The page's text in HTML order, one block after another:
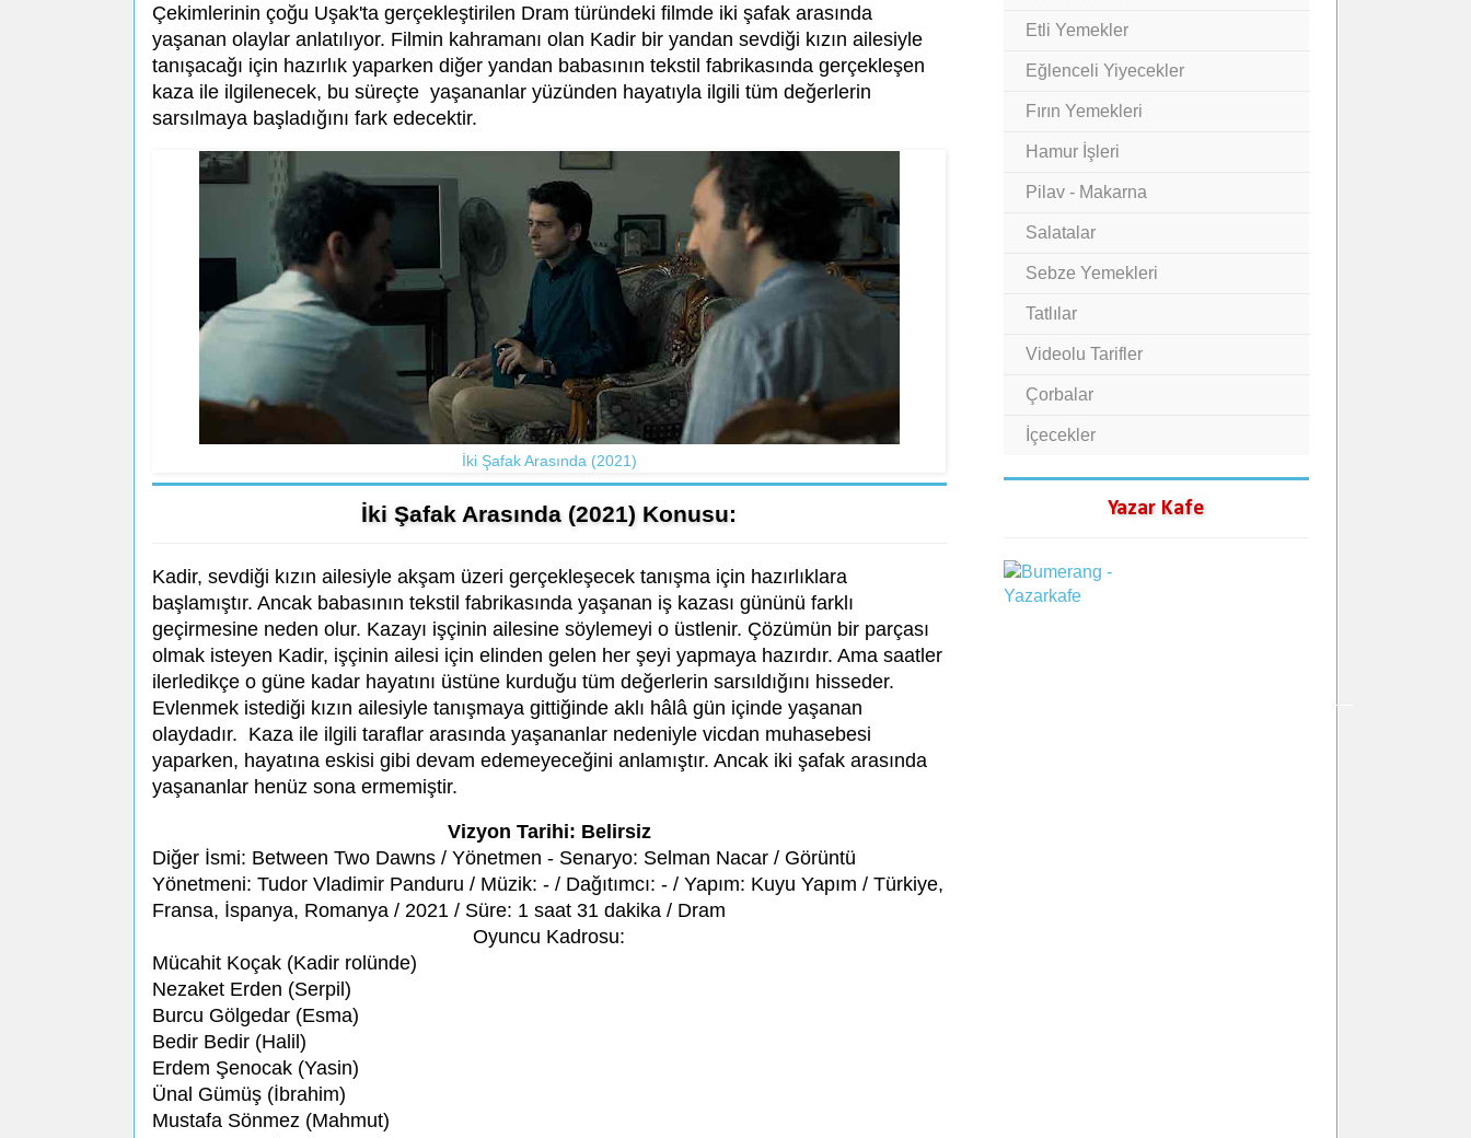
Çekimlerinin çoğu Uşak'ta gerçekleştirilen Dram türündeki filmde iki şafak arasında
yaşanan olaylar anlatılıyor. Filmin kahramanı olan Kadir bir yandan sevdiği kızın ailesiyle
tanışacağı için hazırlık yaparken diğer yandan babasının tekstil fabrikasında gerçekleşen
kaza ile ilgilenecek, bu süreçte yaşananlar yüzünden hayatıyla ilgili tüm değerlerin
sarsılmaya başladığını fark edecektir.
İki Şafak Arasında (2021)
İki Şafak Arasında (2021) Konusu:
Kadir, sevdiği kızın ailesiyle akşam üzeri gerçekleşecek tanışma için hazırlıklara
başlamıştır. Ancak babasının tekstil fabrikasında yaşanan iş kazası gününü farklı
geçirmesine neden olur. Kazayı işçinin ailesine söylemeyi o üstlenir. Çözümün bir parçası
olmak isteyen Kadir, işçinin ailesi için elinden gelen her şeyi yapmaya hazırdır. Ama saatler
ilerledikçe o güne kadar hayatını üstüne kurduğu tüm değerlerin sarsıldığını hisseder.
Evlenmek istediği kızın ailesiyle tanışmaya gittiğinde aklı hâlâ gün içinde yaşanan
olaydadır. Kaza ile ilgili taraflar arasında yaşananlar nedeniyle vicdan muhasebesi
yaparken, hayatına eskisi gibi devam edemeyeceğini anlamıştır. Ancak iki şafak arasında
yaşananlar henüz sona ermemiştir.
Vizyon Tarihi: Belirsiz
Diğer İsmi: Between Two Dawns / Yönetmen - Senaryo: Selman Nacar / Görüntü
Yönetmeni: Tudor Vladimir Panduru / Müzik: - / Dağıtımcı: - / Yapım: Kuyu Yapım / Türkiye,
Fransa, İspanya, Romanya / 2021 / Süre: 1 saat 31 dakika / Dram
Oyuncu Kadrosu:
Mücahit Koçak (Kadir rolünde)
Nezaket Erden (Serpil)
Burcu Gölgedar (Esma)
Bedir Bedir (Halil)
Erdem Şenocak (Yasin)
Ünal Gümüş (İbrahim)
Mustafa Sönmez (Mahmut)
Etli Yemekler
Eğlenceli Yiyecekler
Fırın Yemekleri
Hamur İşleri
Pilav - Makarna
Salatalar
Sebze Yemekleri
Tatlılar
Videolu Tarifler
Çorbalar
İçecekler
Yazar Kafe